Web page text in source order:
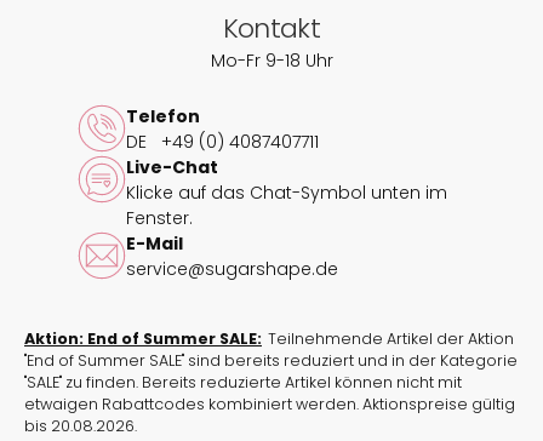
Wir lieben aufwendige Spitze, verspielte Details,
aufregende Stoffe und Materialmixe, die Sinnlichkeit
und Weiblichkeit unterstreichen. Gepaart mit meinem
Unterwäscheschrank, dem PURE Basic, ist mein erstes
eigenes Dessous-Set entstanden:
Der PURE Divine peacock.
Unübertroffener Halt, den man nicht spürt und uns
durch all die Hürden des Alltags begleitet - gepaart
mit der gewissen Prise Sexappeal: das ist der PURE
Divine.
Unser Spitzen-BH „Pure Divine“ kombiniert den
Tragekomfort unseres Bestsellers „Pure Basic“ mit
edlen Spitzen-Details – ein aufregender Spitzen-BH
für den Alltag und besondere Momente.
Kontakt
Mo-Fr 9-18 Uhr
Telefon
DE
+49 (0) 4087407711
Live-Chat
Klicke auf das Chat-Symbol unten im
Fenster.
E-Mail
service@sugarshape.de
Aktion: End of Summer SALE: Teilnehmende Artikel der Aktion
"End of Summer SALE" sind bereits reduziert und in der Kategorie
"SALE" zu finden. Bereits reduzierte Artikel können nicht mit
etwaigen Rabattcodes kombiniert werden. Aktionspreise gültig
bis 20.08.2026.